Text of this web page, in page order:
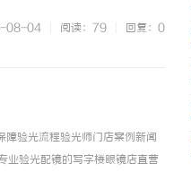
08-04 阅读：79 回复：0
验光流程验光师门店案例新闻
验光配镜的写字楼眼镜店直营